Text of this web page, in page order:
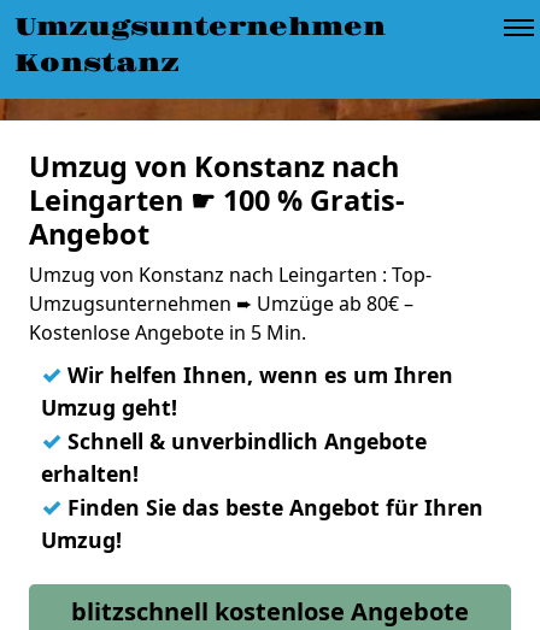
Umzugsunternehmen
Konstanz
Umzug von Konstanz nach
Leingarten ☛ 100 % Gratis-
Angebot
Umzug von Konstanz nach Leingarten : Top-
Umzugsunternehmen ➨ Umzüge ab 80€ –
Kostenlose Angebote in 5 Min.
✓ Wir helfen Ihnen, wenn es um Ihren
Umzug geht!
✓ Schnell & unverbindlich Angebote
erhalten!
✓ Finden Sie das beste Angebot für Ihren
Umzug!
blitzschnell kostenlose Angebote